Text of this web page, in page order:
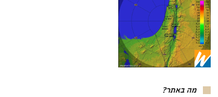
מה באתר?